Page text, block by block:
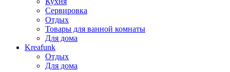
Сервировка
Отдых
Товары для ванной комнаты
Для дома
Kreafunk
Отдых
Для дома